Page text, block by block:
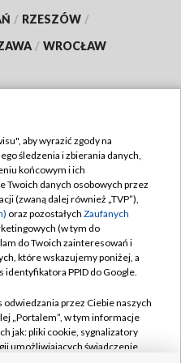
/ RZESZÓW /
/ WROCŁAW
TVP
aby wyrazić zgody na
śledzenia i zbierania danych,
końcowym i ich
Twoich danych osobowych przez
(zwaną dalej również „TVP”),
oraz pozostałych Zaufanych
(w tym do
do Twoich zainteresowań i
które wskazujemy poniżej, a
identyfikatora PPID do Google.
przez Ciebie naszych
„Portalem”, w tym informacje
jak: pliki cookie, sygnalizatory
umożliwiających świadczenie